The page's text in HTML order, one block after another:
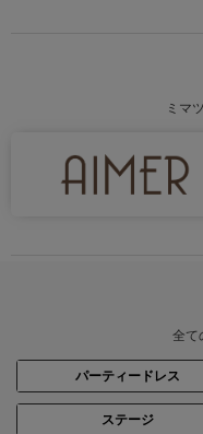
ミマ
全て
パーティードレス
ステージ